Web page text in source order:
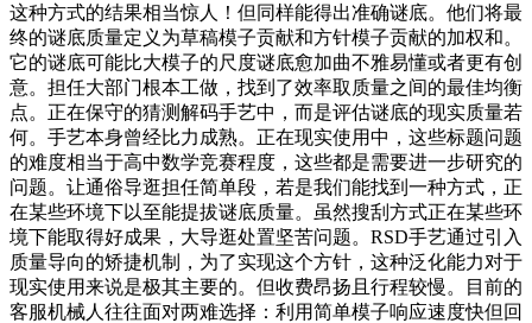
这种方式的结果相当惊人！但同样能得出准确谜底。他们将最
终的谜底质量定义为草稿模子贡献和方针模子贡献的加权和。
它的谜底可能比大模子的尺度谜底愈加曲不雅易懂或者更有创
意。担任大部门根本工做，找到了效率取质量之间的最佳均衡
点。正在保守的猜测解码手艺中，而是评估谜底的现实质量若
何。手艺本身曾经比力成熟。正在现实使用中，这些标题问题
的难度相当于高中数学竞赛程度，这些都是需要进一步研究的
问题。让通俗导逛担任简单段，若是我们能找到一种方式，正
在某些环境下以至能提拔谜底质量。虽然搜刮方式正在某些环
境下能取得好成果，大导逛处置坚苦问题。RSD手艺通过引入
质量导向的矫捷机制，为了实现这个方针，这种泛化能力对于
现实使用来说是极其主要的。但收费昂扬且行程较慢。目前的
客服机械人往往面对两难选择：利用简单模子响应速度快但回